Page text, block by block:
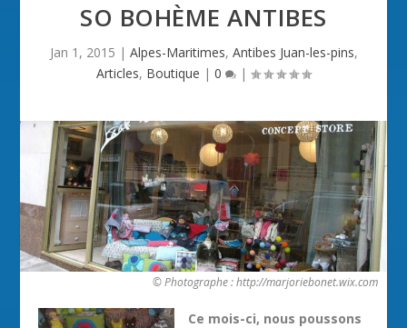
SO BOHÈME ANTIBES
Jan 1, 2015 | Alpes-Maritimes, Antibes Juan-les-pins,
Articles, Boutique | 0 |
© Photographe : http://marjoriebonet.wix.com
Ce mois-ci, nous poussons